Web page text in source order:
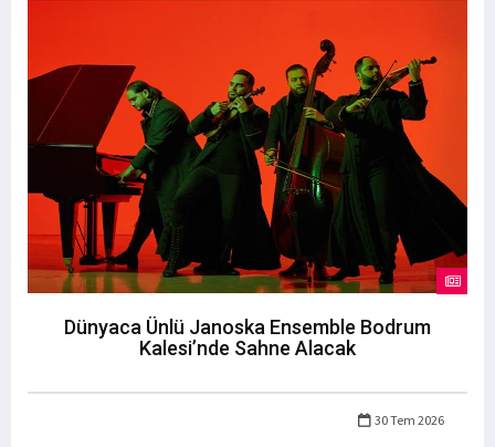
Dünyaca Ünlü Janoska Ensemble Bodrum
Kalesi’nde Sahne Alacak
30 Tem 2026